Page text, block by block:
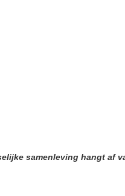
samenleving hangt